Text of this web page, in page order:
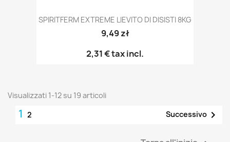
SPIRITFERM EXTREME LIEVITO DI DISISTI 8KG
9,49 zł
2,31 €tax incl.
Visualizzati 1-12 su 19 articoli
1 2 Successivo 